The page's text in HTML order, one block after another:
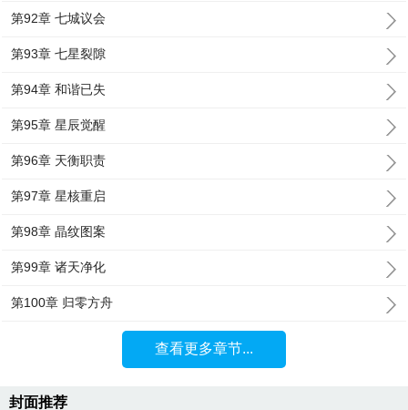
第92章 七城议会
第93章 七星裂隙
第94章 和谐已失
第95章 星辰觉醒
第96章 天衡职责
第97章 星核重启
第98章 晶纹图案
第99章 诸天净化
第100章 归零方舟
查看更多章节...
封面推荐